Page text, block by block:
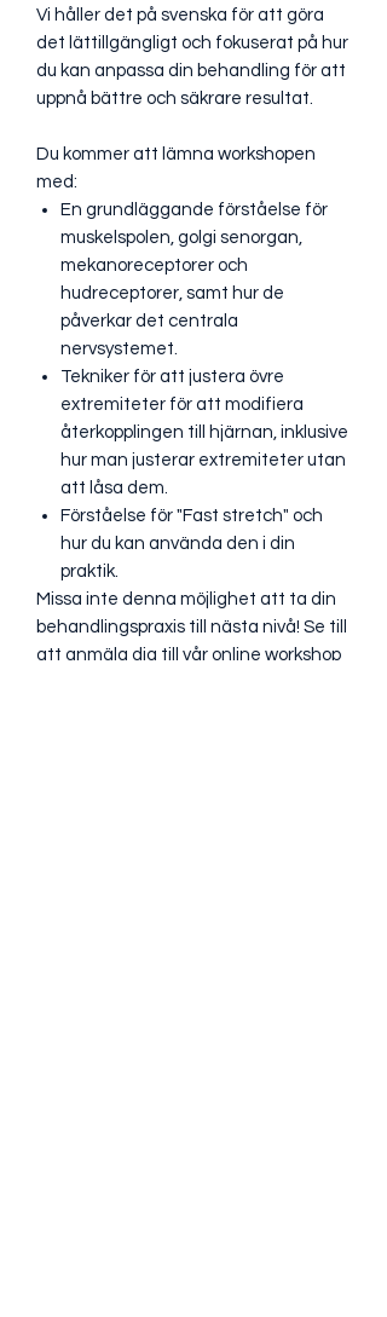
Vi håller det på svenska för att göra
det lättillgängligt och fokuserat på hur
du kan anpassa din behandling för att
uppnå bättre och säkrare resultat.
Du kommer att lämna workshopen
med:
En grundläggande förståelse för
muskelspolen, golgi senorgan,
mekanoreceptorer och
hudreceptorer, samt hur de
påverkar det centrala
nervsystemet.
Tekniker för att justera övre
extremiteter för att modifiera
återkopplingen till hjärnan, inklusive
hur man justerar extremiteter utan
att låsa dem.
Förståelse för "Fast stretch" och
hur du kan använda den i din
praktik.
Missa inte denna möjlighet att ta din
behandlingspraxis till nästa nivå! Se till
att anmäla dig till vår online workshop